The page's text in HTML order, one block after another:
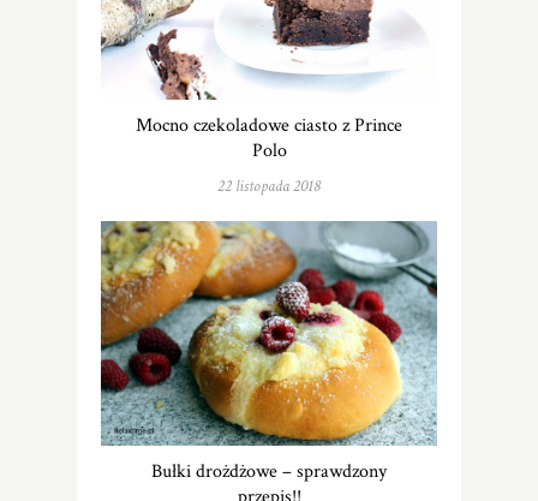
Mocno czekoladowe ciasto z Prince
Polo
22 listopada 2018
Bułki drożdżowe – sprawdzony